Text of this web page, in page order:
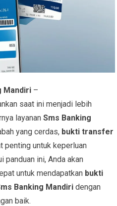
Mandiri –
saat ini menjadi lebih
layananSms Banking
yang cerdas, bukti transfer
penting untuk keperluan
ini, Anda akan
untuk mendapatkan bukti
Banking Mandiri dengan
baik.